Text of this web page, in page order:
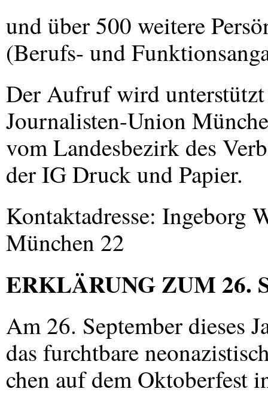
und über 500 weitere
(Berufs- und
Der Aufruf wird
Journalisten-Union
vom Landesbezirk des
der IG Druck und Papier.
Kontaktadresse: Ingeborg
München 22
ERKLÄRUNGZUM26.
Am 26. September dieses
das furchtbare
chen auf dem Oktoberfest